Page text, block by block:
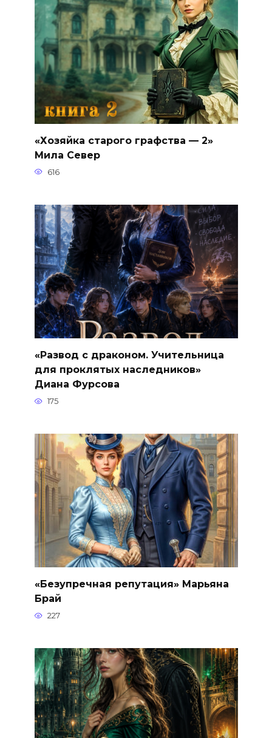
«Хозяйка старого графства — 2»
Мила Север
616
«Развод с драконом. Учительница
для проклятых наследников»
Диана Фурсова
175
«Безупречная репутация» Марьяна
Брай
227